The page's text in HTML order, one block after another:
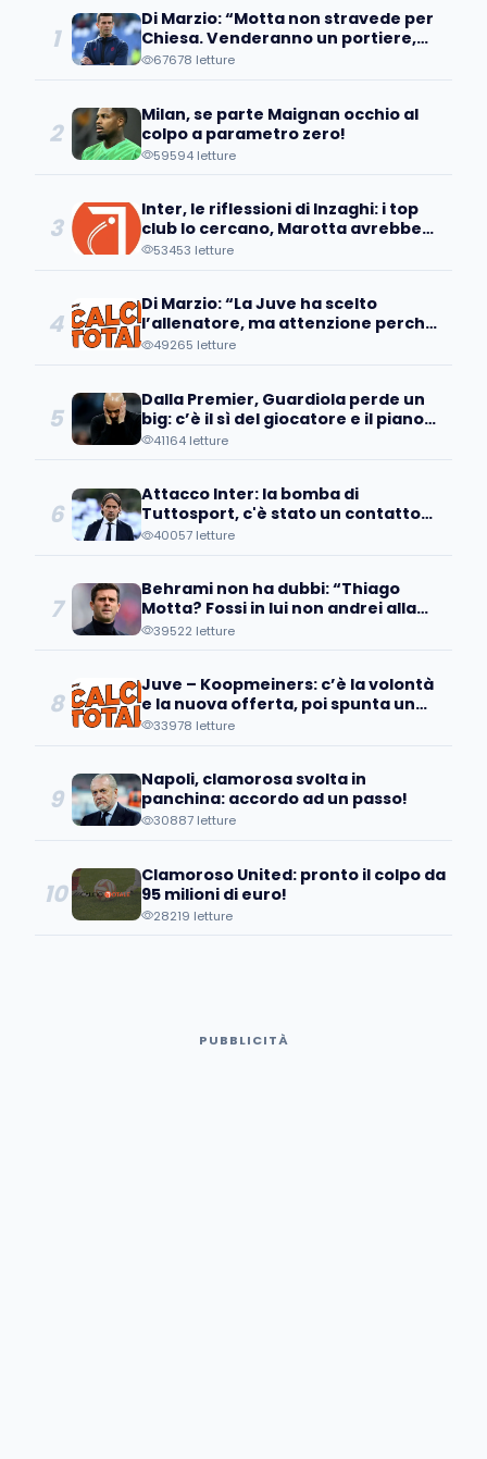
1
Di Marzio: “Motta non stravede per
Chiesa. Venderanno un portiere,
occhio all’operazione…”
67678 letture
2
Milan, se parte Maignan occhio al
colpo a parametro zero!
59594 letture
3
Inter, le riflessioni di Inzaghi: i top
club lo cercano, Marotta avrebbe
già individuato...
53453 letture
4
Di Marzio: “La Juve ha scelto
l’allenatore, ma attenzione perché
a Bologna sanno che...
49265 letture
5
Dalla Premier, Guardiola perde un
big: c’è il sì del giocatore e il piano
d’addio
41164 letture
6
Attacco Inter: la bomba di
Tuttosport, c'è stato un contatto
con un pupillo di Inzaghi!
40057 letture
7
Behrami non ha dubbi: “Thiago
Motta? Fossi in lui non andrei alla
Juve perché..."
39522 letture
8
Juve – Koopmeiners: c’è la volontà
e la nuova offerta, poi spunta un
patto tra…
33978 letture
9
Napoli, clamorosa svolta in
panchina: accordo ad un passo!
30887 letture
10
Clamoroso United: pronto il colpo da
95 milioni di euro!
28219 letture
PUBBLICITÀ